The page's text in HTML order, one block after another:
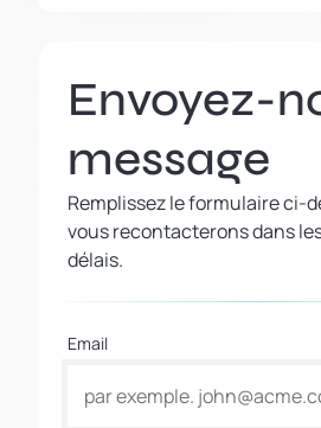
Envoyez-
message
Remplissez le formulaire ci-
vous recontacterons dans
délais.
Email